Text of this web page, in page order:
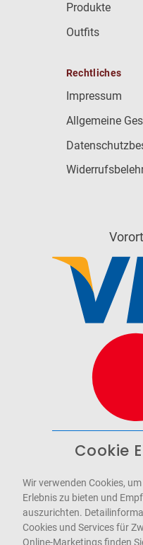
Produkte
Outfits
Rechtliches
Impressum
Allgemeine
WCAG-
Cookie
Wir verwenden Cookies,
Erlebnis zu bieten und
auszurichten.
Cookies und Services für
Online-Marketings finden